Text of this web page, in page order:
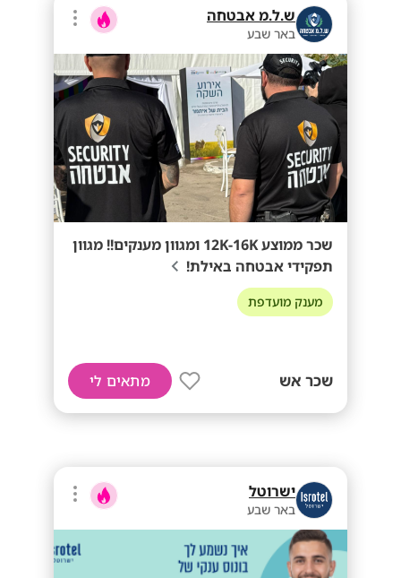
ש.ל.מ אבטחה
באר שבע
שכר ממוצע 12K-16K ומגוון מענקים!! מגוון
תפקידי אבטחה באילת!
מענק מועדפת
שכר אש מתאים לי
ישרוטל
באר שבע